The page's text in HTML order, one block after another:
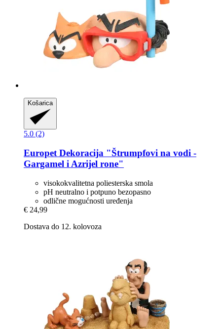
Košarica
5.0 (2)
Europet Dekoracija "Štrumpfovi na vodi -​
Gargamel i Azrijel rone"
visokokvalitetna poliesterska smola
pH neutralno i potpuno bezopasno
odlične mogućnosti uređenja
€ 24,99
Dostava do 12. kolovoza